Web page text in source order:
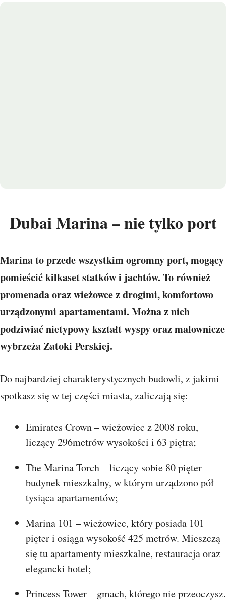
Dubai Marina – nie tylko port
Marina to przede wszystkim ogromny port, mogący
pomieścić kilkaset statków i jachtów. To również
promenada oraz wieżowce z drogimi, komfortowo
urządzonymi apartamentami. Można z nich
podziwiać nietypowy kształt wyspy oraz malownicze
wybrzeża Zatoki Perskiej.
Do najbardziej charakterystycznych budowli, z jakimi
spotkasz się w tej części miasta, zaliczają się:
Emirates Crown – wieżowiec z 2008 roku,
liczący 296metrów wysokości i 63 piętra;
The Marina Torch – liczący sobie 80 pięter
budynek mieszkalny, w którym urządzono pół
tysiąca apartamentów;
Marina 101 – wieżowiec, który posiada 101
pięter i osiąga wysokość 425 metrów. Mieszczą
się tu apartamenty mieszkalne, restauracja oraz
elegancki hotel;
Princess Tower – gmach, którego nie przeoczysz.